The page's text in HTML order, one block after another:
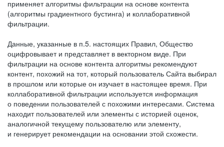
применяет алгоритмы фильтрации на основе контента
(алгоритмы градиентного бустинга) и коллаборативной
фильтрации.
Данные, указанные в п.5. настоящих Правил, Общество
оцифровывает и представляет в векторном виде. При
фильтрации на основе контента алгоритмы рекомендуют
контент, похожий на тот, который пользователь Сайта выбирал
в прошлом или которые он изучает в настоящее время. При
коллаборативной фильтрации используется информация
о поведении пользователей с похожими интересами. Система
находит пользователей или элементы с историей оценок,
аналогичной текущему пользователю или элементу,
и генерирует рекомендации на основании этой схожести.